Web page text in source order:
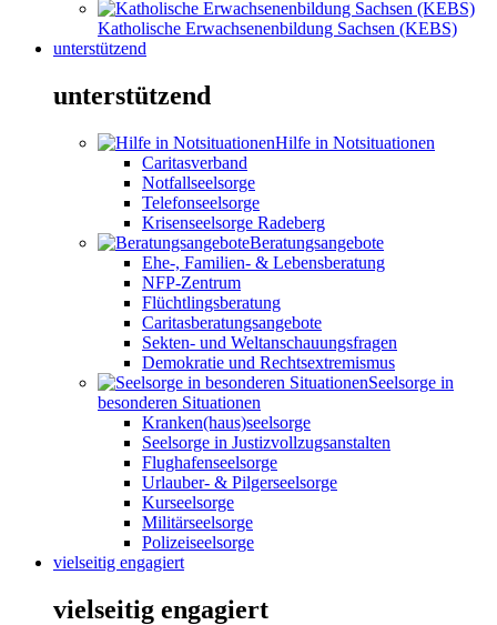
Katholische Erwachsenenbildung Sachsen (KEBS)
unterstützend
unterstützend
Hilfe in Notsituationen
Caritasverband
Notfallseelsorge
Telefonseelsorge
Krisenseelsorge Radeberg
Beratungsangebote
Ehe-, Familien- & Lebensberatung
NFP-Zentrum
Flüchtlingsberatung
Caritasberatungsangebote
Sekten- und Weltanschauungsfragen
Demokratie und Rechtsextremismus
Seelsorge in
besonderen Situationen
Kranken(haus)seelsorge
Seelsorge in Justizvollzugsanstalten
Flughafenseelsorge
Urlauber- & Pilgerseelsorge
Kurseelsorge
Militärseelsorge
Polizeiseelsorge
vielseitig engagiert
vielseitig engagiert